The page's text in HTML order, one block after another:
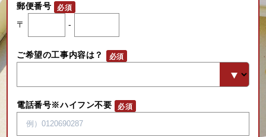
郵便番号
〒
-
ご希望の工事内容は？
電話番号※ハイフン不要